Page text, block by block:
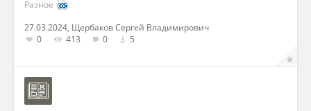
Разное
27.03.2024, Щербаков Сергей Владимирович
0
413 0 5